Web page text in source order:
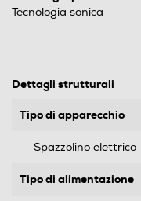
Tecnologia sonica
Dettagli strutturali
Tipo di apparecchio
Spazzolino elettrico
Tipo di alimentazione